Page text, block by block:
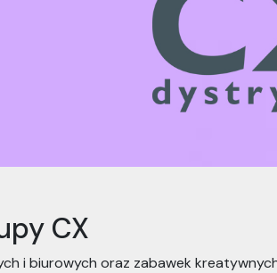
CX
i biurowych oraz zabawek